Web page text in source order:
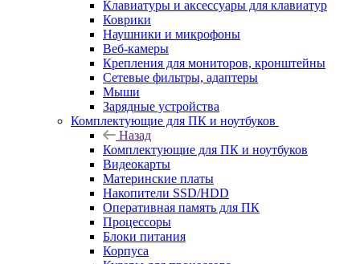
Клавиатуры и аксессуары для клавиатур
Коврики
Наушники и микрофоны
Веб-камеры
Крепления для мониторов, кронштейны
Сетевые фильтры, адаптеры
Мыши
Зарядные устройства
Комплектующие для ПК и ноутбуков
Назад
Комплектующие для ПК и ноутбуков
Видеокарты
Материнские платы
Накопители SSD/HDD
Оперативная память для ПК
Процессоры
Блоки питания
Корпуса